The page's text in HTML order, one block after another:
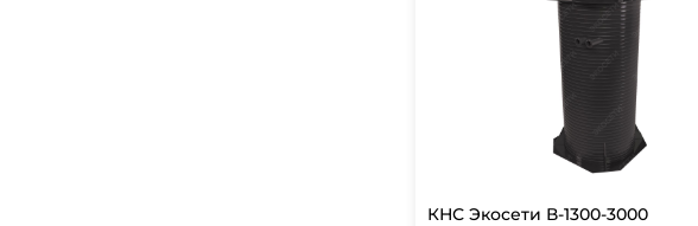
КНС Экосети В-1300-3000